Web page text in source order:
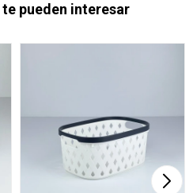
pueden interesar